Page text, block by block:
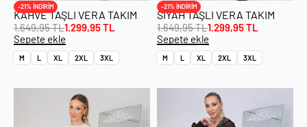
-21% İNDİRİM
KAHVE TAŞLI VERA TAKIM
1.649,95TL1.299,95TL
Sepete ekle
M L XL 2XL 3XL
-21% İNDİRİM
SIYAH TAŞLI VERA TAKIM
1.649,95TL1.299,95TL
Sepete ekle
M L XL 2XL 3XL